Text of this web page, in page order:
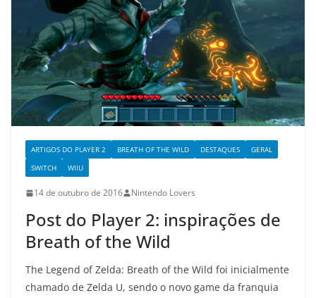
ARTIGOS DO PLAYER 2 BREATH OF THE WILD DESTAQUES
GERAL
SWITCH
WIIU
14 de outubro de 2016 Nintendo Lovers
Post do Player 2: inspirações de
Breath of the Wild
The Legend of Zelda: Breath of the Wild foi inicialmente
chamado de Zelda U, sendo o novo game da franquia